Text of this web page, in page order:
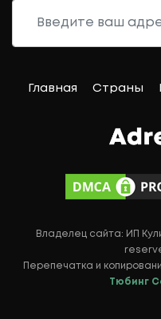
Главная Страны
Владелец сайта: ИП
Перепечатка и
Тюбинг